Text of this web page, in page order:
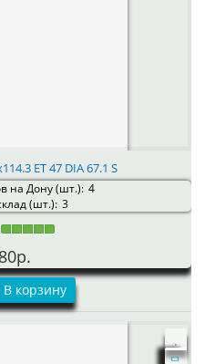
ET 47 DIA 67.1 S
на Дону (шт.): 4
(шт.): 3
В корзину